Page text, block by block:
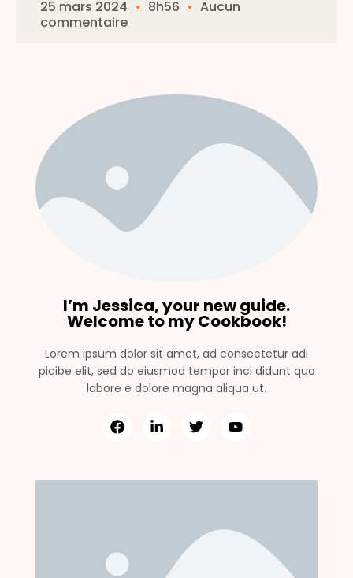
25 mars 2024 8h56
Aucun
commentaire
I’m Jessica, your new guide.
Welcome to my Cookbook!
Lorem ipsum dolor sit amet, ad consectetur adi
picibe elit, sed do eiusmod tempor inci didunt quo
labore e dolore magna aliqua ut.